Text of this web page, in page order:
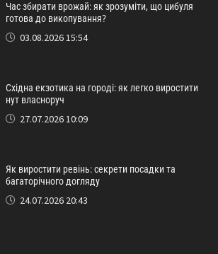
Час збирати врожай: як зрозуміти, що цибуля
готова до викопування?
03.08.2026 15:54
Східна екзотика на городі: як легко виростити
нут власноруч
27.07.2026 10:09
Як виростити ревінь: секрети посадки та
багаторічного догляду
24.07.2026 20:43